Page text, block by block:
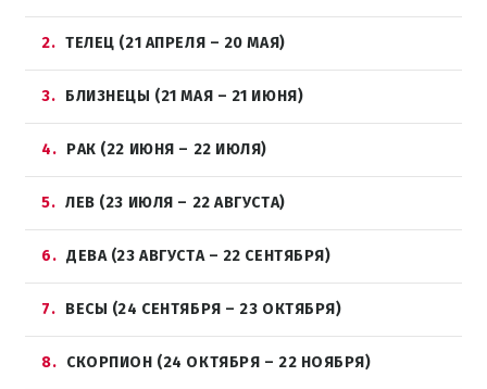
2 ТЕЛЕЦ (21 АПРЕЛЯ – 20 МАЯ)
3 БЛИЗНЕЦЫ (21 МАЯ – 21 ИЮНЯ)
4 РАК (22 ИЮНЯ – 22 ИЮЛЯ)
5 ЛЕВ (23 ИЮЛЯ – 22 АВГУСТА)
6 ДЕВА (23 АВГУСТА – 22 СЕНТЯБРЯ)
7 ВЕСЫ (24 СЕНТЯБРЯ – 23 ОКТЯБРЯ)
8 СКОРПИОН (24 ОКТЯБРЯ – 22 НОЯБРЯ)